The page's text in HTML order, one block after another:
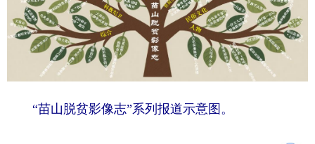
“苗山脱贫影像志”系列报道示意图。